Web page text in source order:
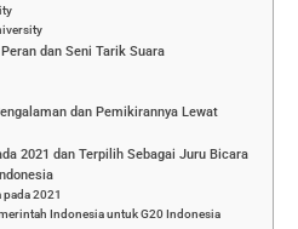
dan Seni Tarik Suara
dan Pemikirannya Lewat
2021 dan Terpilih Sebagai Juru Bicara
2021
Indonesia untuk G20 Indonesia